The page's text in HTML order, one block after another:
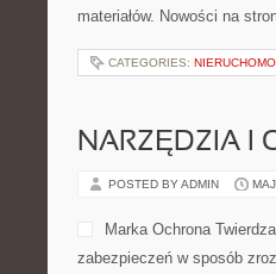
materiałów. Nowości na
CATEGORIES:
NARZĘDZIA I
POSTED BY ADMIN
Marka Ochrona
zabezpieczeń w sposób